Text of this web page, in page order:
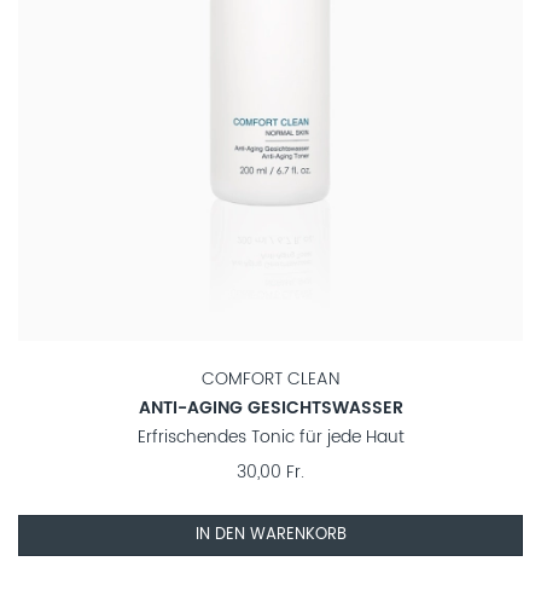
COMFORT CLEAN
ANTI-AGING GESICHTSWASSER
Erfrischendes Tonic für jede Haut
30,00 Fr.
IN DEN WARENKORB